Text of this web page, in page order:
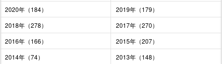
2020年（184）
2019年（179）
2018年（278）
2017年（270）
2016年（166）
2015年（207）
2014年（74）
2013年（148）